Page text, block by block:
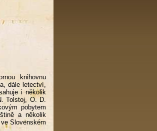
knihovnu
dále letectví,
i několik
Tolstoj, O. D.
pobytem
a několik
Slovenském